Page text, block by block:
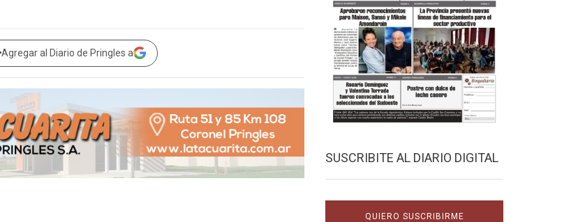
Agregar al Diario de Pringles a
SUSCRIBITE AL DIARIO DIGITAL
QUIERO SUSCRIBIRME